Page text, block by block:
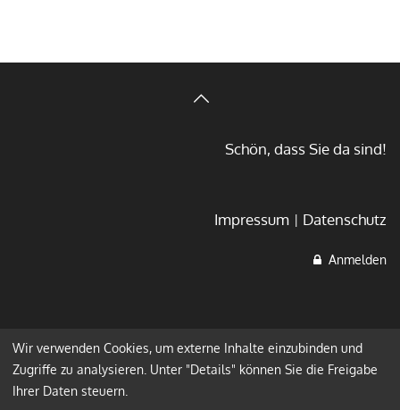
Schön, dass Sie da sind!
Impressum Datenschutz
Anmelden
Wir verwenden Cookies, um externe Inhalte einzubinden und
Zugriffe zu analysieren. Unter "Details" können Sie die Freigabe
Ihrer Daten steuern.